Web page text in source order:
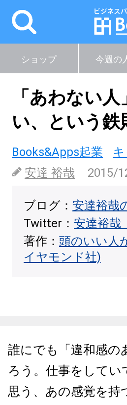
ショップ 今週の
「あわない
い、という鉄
Books&Apps起業
安達 裕哉
2015/
ブログ： 安達裕哉
Twitter： 安達裕哉
著作： 頭のいい人
イヤモンド社)
誰にでも「違和感の
ろう。仕事をして
思う、あの感覚を持